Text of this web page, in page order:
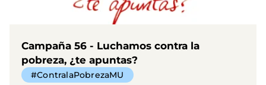
Campaña 56 - Luchamos contra la
pobreza, ¿te apuntas?
#ContralaPobrezaMU